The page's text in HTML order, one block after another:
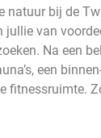
natuur bij de
jullie van
Na een
een
fitnessruimte.